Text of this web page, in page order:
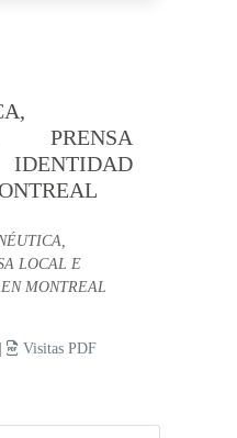
PRENSA
LOCAL E
MONTREAL
|
Visitas PDF